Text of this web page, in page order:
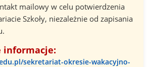
mailowy w celu potwierdzenia
Szkoły, niezależnie od zapisania
informacje:
sekretariat-okresie-wakacyjno-